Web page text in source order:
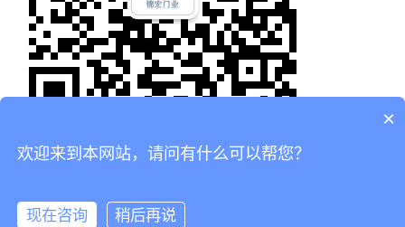
tel:15922771942"手机
×
欢迎来到本网站，请问有什么可以帮您？
现在咨询 稍后再说